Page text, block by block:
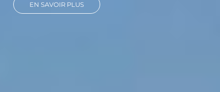
EN SAVOIR PLUS